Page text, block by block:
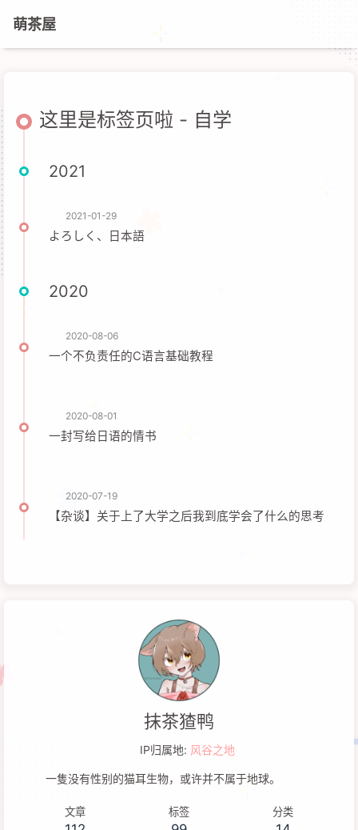
萌茶屋
这里是标签页啦 - 自学
2021
2021-01-29
よろしく、日本語
2020
2020-08-06
一个不负责任的C语言基础教程
2020-08-01
一封写给日语的情书
2020-07-19
【杂谈】关于上了大学之后我到底学会了什么的思考
抹茶猹鸭
IP归属地: 风谷之地
一隻没有性别的猫耳生物，或许并不属于地球。
文章 标签 分类